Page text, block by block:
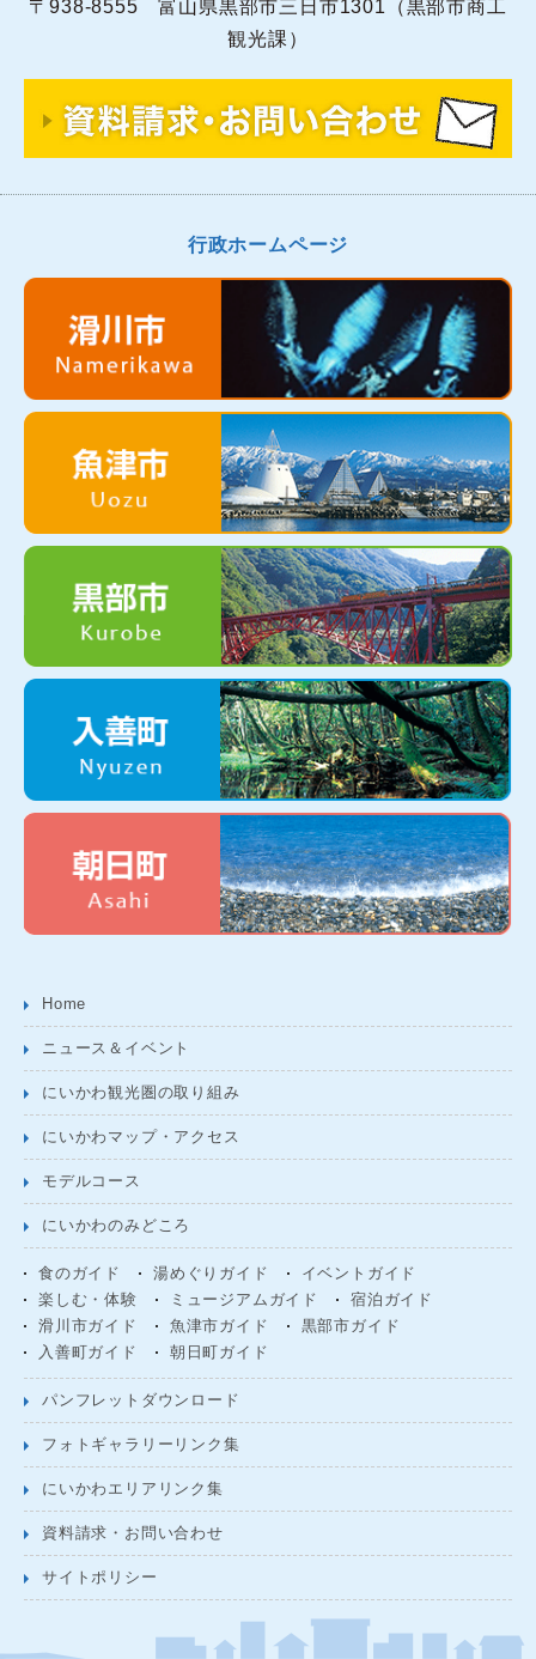
〒938-8555 富山県黒部市三日市1301（黒部市商工
観光課）
行政ホームページ
Home
ニュース＆イベント
にいかわ観光圏の取り組み
にいかわマップ・アクセス
モデルコース
にいかわのみどころ
食のガイド 湯めぐりガイド
イベントガイド
楽しむ・体験
ミュージアムガイド
宿泊ガイド
滑川市ガイド
魚津市ガイド
黒部市ガイド
入善町ガイド
朝日町ガイド
パンフレットダウンロード
フォトギャラリーリンク集
にいかわエリアリンク集
資料請求・お問い合わせ
サイトポリシー